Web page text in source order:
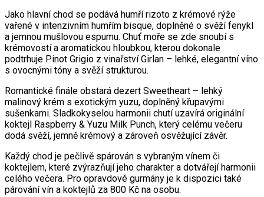
Jako hlavní chod se podává humří rizoto z krémové rýže
vařené v intenzivním humřím bisque, doplněné o svěží fenykl
a jemnou mušlovou espumu. Chuť moře se zde snoubí s
krémovostí a aromatickou hloubkou, kterou dokonale
podtrhuje Pinot Grigio z vinařství Girlan – lehké, elegantní víno
s ovocnými tóny a svěží strukturou.
Romantické finále obstará dezert Sweetheart – lehký
malinový krém s exotickým yuzu, doplněný křupavými
sušenkami. Sladkokyselou harmonii chutí uzavírá originální
koktejl Raspberry & Yuzu Milk Punch, který celému večeru
dodá svěží, jemně krémový a zároveň osvěžující závěr.
Každý chod je pečlivě spárován s vybraným vínem či
koktejlem, které zvýrazňují jeho charakter a dotvářejí harmonii
celého večera. Pro opravdové gurmány je k dispozici také
párování vín a koktejlů za 800 Kč na osobu.